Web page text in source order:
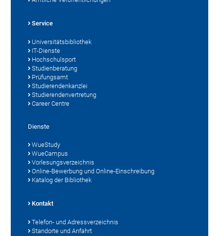
Service
Universitätsbibliothek
IT-Dienste
Hochschulsport
Studienberatung
Prüfungsamt
Studierendenkanzlei
Studierendenvertretung
Career Centre
Dienste
WueStudy
WueCampus
Vorlesungsverzeichnis
Online-Bewerbung und Online-Einschreibung
Katalog der Bibliothek
Kontakt
Telefon- und Adressverzeichnis
Standorte und Anfahrt